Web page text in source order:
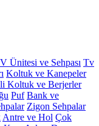
Ünitesi ve Sehpası Tv
Koltuk ve Kanepeler
Koltuk ve Berjerler
Puf Bank ve
Zigon Sehpalar
Antre ve Hol Çok